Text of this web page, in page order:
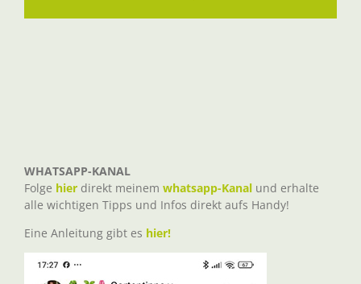
WHATSAPP-KANAL
Folge hier direkt meinem whatsapp-Kanal und erhalte
alle wichtigen Tipps und Infos direkt aufs Handy!
Eine Anleitung gibt es hier!